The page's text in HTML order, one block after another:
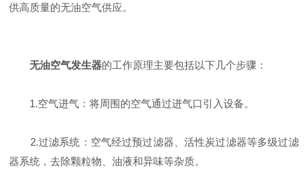
供高质量的无油空气供应。
无油空气发生器的工作原理主要包括以下几个步骤：
1.空气进气：将周围的空气通过进气口引入设备。
2.过滤系统：空气经过预过滤器、活性炭过滤器等多级过滤
器系统，去除颗粒物、油液和异味等杂质。